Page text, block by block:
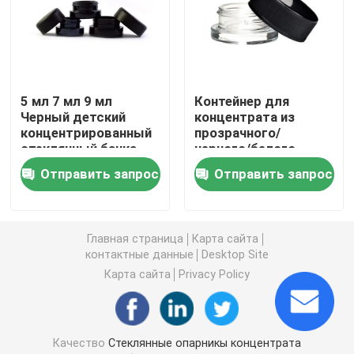
Стеклянный контейнер концентрата
Черные УФ-стеклянные банки
Стеклянный опарник засорителя
Черные стеклянные контейнеры
Стеклянные банки с деревянной крышкой
Штейновые черные стеклянные опарникы
5 мл 7 мл 9 мл
Черный детский
концентрированный
стеклянный банка
Мини- бутылки крема
Косметические
черные контейнеры
Отправить запрос
Контейнер для
концентрата из
прозрачного/
черного/белого
стекла на 9 мл с
крышкой для
защиты от детей,
стеклянная упаковка
Отправить запрос
Главная страница
Карта сайта
контактные данные
Desktop Site
Карта сайта
Privacy Policy
Качество Стеклянные опарникы концентрата